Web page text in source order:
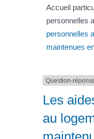
Accueil
personnelles
personnelles
maintenues
Question-
Les
au